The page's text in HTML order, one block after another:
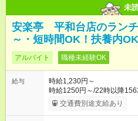
未
安楽亭 平和台店のラン
～・短時間OK！扶養内
アルバイト 職種未経験OK
給与
時給1,230円～
時給1250円～/22時以降1563円 ＜土日祝時給+70円＞ ※
時給1230円 【試用期間】試用期間あり 試用期間の長さ：12ヶ
月 雇用形態、給与は本採
交通費別途支給あり